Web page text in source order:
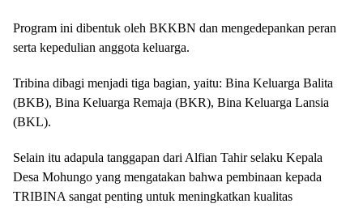
Program ini dibentuk oleh BKKBN dan mengedepankan peran
serta kepedulian anggota keluarga.
Tribina dibagi menjadi tiga bagian, yaitu: Bina Keluarga Balita
(BKB), Bina Keluarga Remaja (BKR), Bina Keluarga Lansia
(BKL).
Selain itu adapula tanggapan dari Alfian Tahir selaku Kepala
Desa Mohungo yang mengatakan bahwa pembinaan kepada
TRIBINA sangat penting untuk meningkatkan kualitas